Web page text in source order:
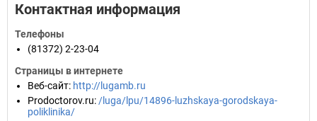
Контактная информация
Телефоны
(81372) 2-23-04
Страницы в интернете
Веб-сайт: http://lugamb.ru
Prodoctorov.ru: /luga/lpu/14896-luzhskaya-gorodskaya-
poliklinika/